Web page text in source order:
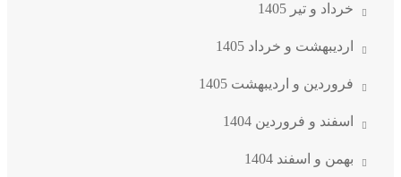
خرداد و تیر 1405
اردیبهشت و خرداد 1405
فروردین و اردیبهشت 1405
اسفند و فروردین 1404
بهمن و اسفند 1404